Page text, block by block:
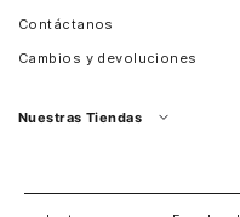
Contáctanos
Cambios y devoluciones
Nuestras Tiendas